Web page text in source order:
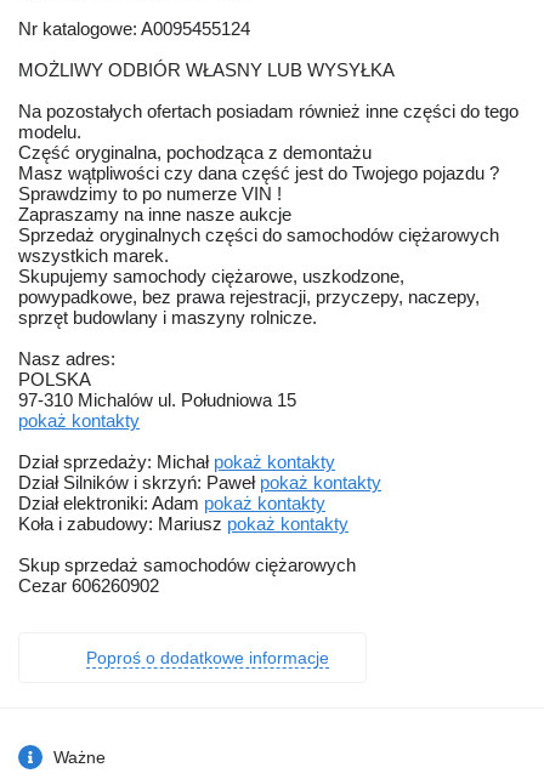
Nr katalogowe: A0095455124
MOŻLIWY ODBIÓR WŁASNY LUB WYSYŁKA
Na pozostałych ofertach posiadam również inne części do tego
modelu.
Część oryginalna, pochodząca z demontażu
Masz wątpliwości czy dana część jest do Twojego pojazdu ?
Sprawdzimy to po numerze VIN !
Zapraszamy na inne nasze aukcje
Sprzedaż oryginalnych części do samochodów ciężarowych
wszystkich marek.
Skupujemy samochody ciężarowe, uszkodzone,
powypadkowe, bez prawa rejestracji, przyczepy, naczepy,
sprzęt budowlany i maszyny rolnicze.
Nasz adres:
POLSKA
97-310 Michalów ul. Południowa 15
pokaż kontakty
Dział sprzedaży: Michał pokaż kontakty
Dział Silników i skrzyń: Paweł pokaż kontakty
Dział elektroniki: Adam pokaż kontakty
Koła i zabudowy: Mariusz pokaż kontakty
Skup sprzedaż samochodów ciężarowych
Cezar 606260902
Poproś o dodatkowe informacje
Ważne